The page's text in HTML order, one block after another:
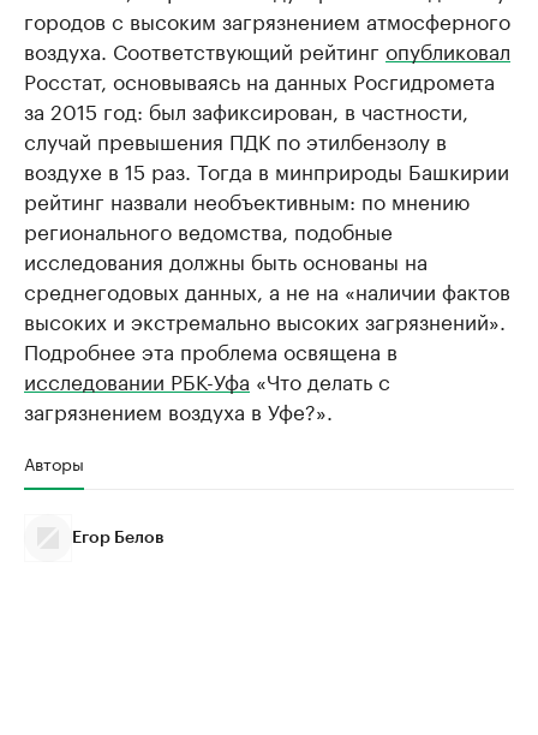
городов с высоким загрязнением атмосферного
воздуха. Соответствующий рейтинг опубликовал
Росстат, основываясь на данных Росгидромета
за 2015 год: был зафиксирован, в частности,
случай превышения ПДК по этилбензолу в
воздухе в 15 раз. Тогда в минприроды Башкирии
рейтинг назвали необъективным: по мнению
регионального ведомства, подобные
исследования должны быть основаны на
среднегодовых данных, а не на «наличии фактов
высоких и экстремально высоких загрязнений».
Подробнее эта проблема освящена в
исследовании РБК-Уфа «Что делать с
загрязнением воздуха в Уфе?».
Авторы
Егор Белов